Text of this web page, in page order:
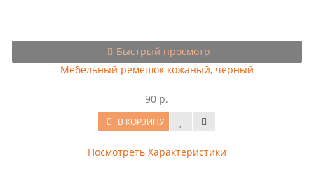
Быстрый просмотр
Мебельный ремешок кожаный, черный
90 р.
В КОРЗИНУ
Посмотреть Характеристики